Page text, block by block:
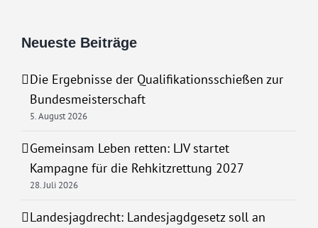
Neueste Beiträge
Die Ergebnisse der Qualifikationsschießen zur
Bundesmeisterschaft
5. August 2026
Gemeinsam Leben retten: LJV startet
Kampagne für die Rehkitzrettung 2027
28. Juli 2026
Landesjagdrecht: Landesjagdgesetz soll an